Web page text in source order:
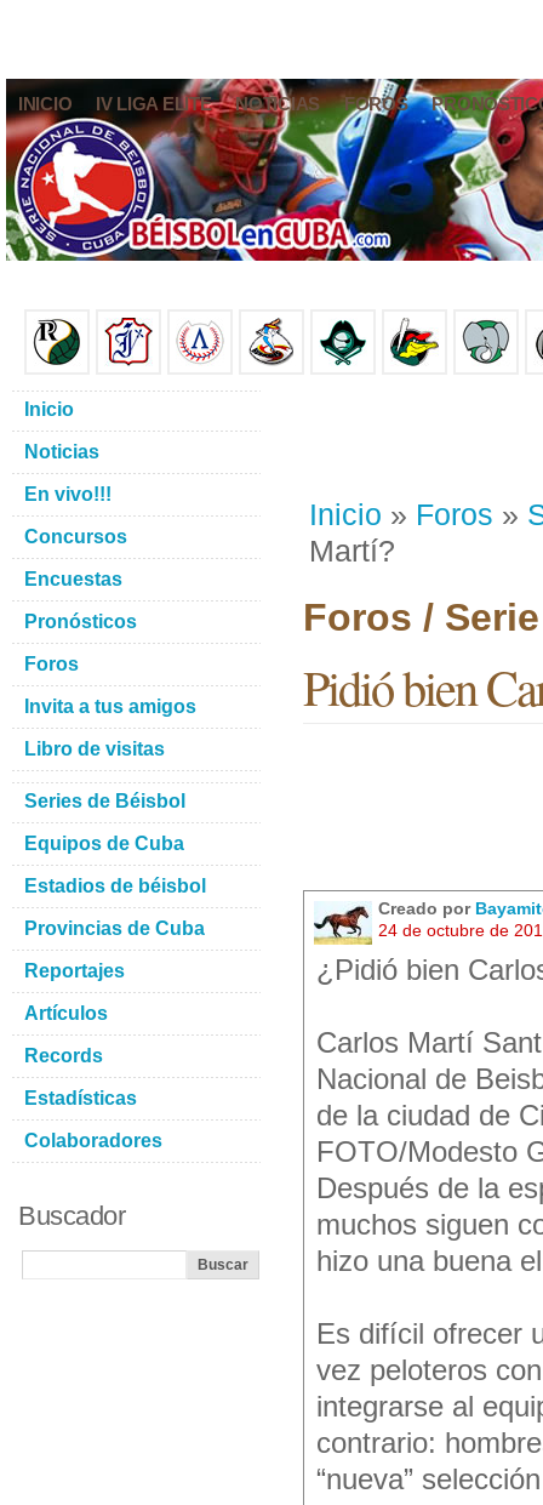
INICIO IV LIGA ELITE NOTICIAS FOROS
Inicio » Foros »
Martí?
Foros /
Pidió bien
Creado por
24 de octubre de
¿Pidió bien
Carlos Martí
Nacional de
de la ciudad de
FOTO/Modesto
Después de la
muchos siguen
hizo una buena
Es difícil ofrecer
vez peloteros
integrarse al
contrario:
“nueva”
Inicio
Noticias
En vivo!!!
Concursos
Encuestas
Pronósticos
Foros
Invita a tus amigos
Libro de visitas
Series de Béisbol
Equipos de Cuba
Estadios de béisbol
Provincias de Cuba
Reportajes
Artículos
Records
Estadísticas
Colaboradores
Buscador